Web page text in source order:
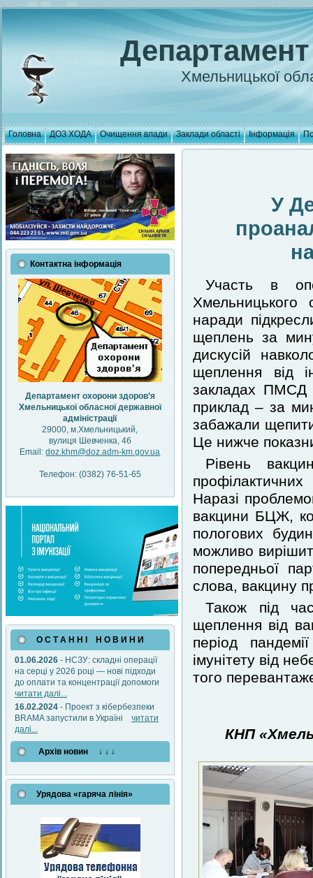
Хмельницької
Головна ДОЗ ХОДА Очищення влади Заклади області Інформація
Контактна інформація
Департамент охорони здоров’я
Хмельницької обласної державної
адміністрації
29000, м.Хмельницький,
вулиця Шевченка, 46
Email:doz.khm@doz.adm-km.gov.ua
Телефон: (0382) 76-51-65
О С Т А Н Н І Н О В И Н И
01.06.2026 - НСЗУ: складні операції
на серці у 2026 році — нові підходи
до оплати та концентрації допомоги
читати далі...
16.02.2024 - Проект з кібербезпеки
BRAMA запустили в Україні читати
далі...
Архів новин ↓ ↓ ↓
Урядова «гаряча лінія»
У
Участь в
Хмельницького
наради
щеплень за
дискусій
щеплення від
закладах ПМСД
приклад – за
забажали
Це нижче
Рівень
Наразі
вакцини БЦЖ,
пологових
можливо
попередньої
слова, вакцину
Також під
щеплення від
період
імунітету від
того
КНП